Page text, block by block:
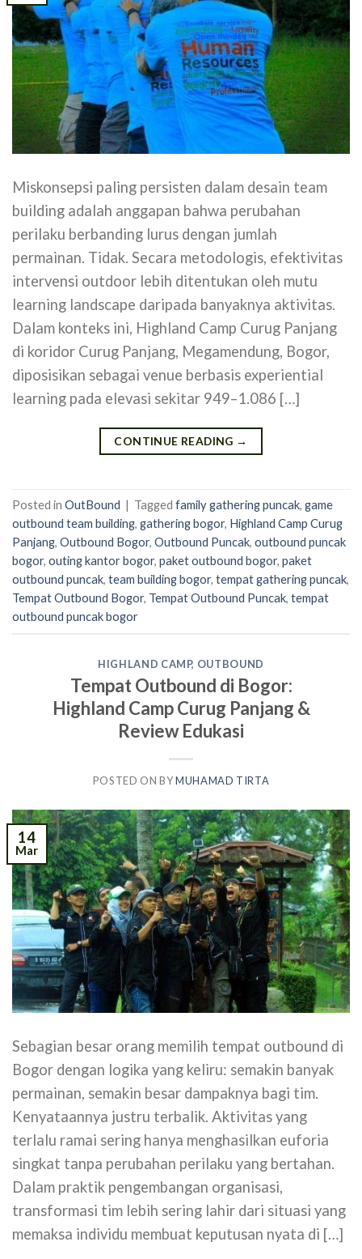
Miskonsepsi paling persisten dalam desain team
building adalah anggapan bahwa perubahan
perilaku berbanding lurus dengan jumlah
permainan. Tidak. Secara metodologis, efektivitas
intervensi outdoor lebih ditentukan oleh mutu
learning landscape daripada banyaknya aktivitas.
Dalam konteks ini, Highland Camp Curug Panjang
di koridor Curug Panjang, Megamendung, Bogor,
diposisikan sebagai venue berbasis experiential
learning pada elevasi sekitar 949–1.086 […]
CONTINUE READING →
Posted in OutBound | Tagged family gathering puncak, game
outbound team building, gathering bogor, Highland Camp Curug
Panjang, Outbound Bogor, Outbound Puncak, outbound puncak
bogor, outing kantor bogor, paket outbound bogor, paket
outbound puncak, team building bogor, tempat gathering puncak,
Tempat Outbound Bogor, Tempat Outbound Puncak, tempat
outbound puncak bogor
HIGHLAND CAMP, OUTBOUND
Tempat Outbound di Bogor:
Highland Camp Curug Panjang &
Review Edukasi
POSTED ONBYMUHAMAD TIRTA
14
Mar
Sebagian besar orang memilih tempat outbound di
Bogor dengan logika yang keliru: semakin banyak
permainan, semakin besar dampaknya bagi tim.
Kenyataannya justru terbalik. Aktivitas yang
terlalu ramai sering hanya menghasilkan euforia
singkat tanpa perubahan perilaku yang bertahan.
Dalam praktik pengembangan organisasi,
transformasi tim lebih sering lahir dari situasi yang
memaksa individu membuat keputusan nyata di […]